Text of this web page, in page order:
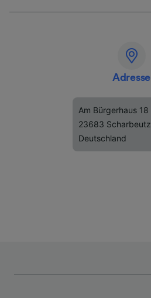
Adresse
Am Bürgerhaus 18
23683 Scharbeutz
Deutschland